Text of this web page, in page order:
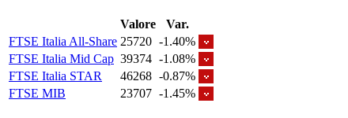
Valore
Var.
FTSE Italia All-Share 25720 -1.40%
FTSE Italia Mid Cap 39374 -1.08%
FTSE Italia STAR
46268 -0.87%
FTSE MIB
23707 -1.45%